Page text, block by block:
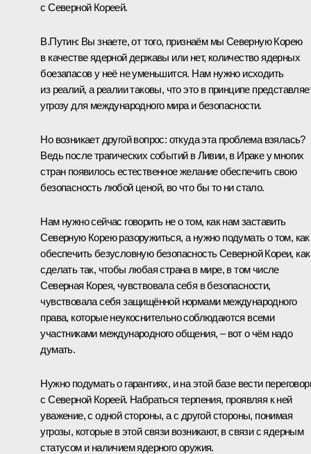
с Северной Кореей.
В.Путин: Вы знаете, от того, признаём мы Северную Корею
в качестве ядерной державы или нет, количество ядерных
боезапасов у неё не уменьшится. Нам нужно исходить
из реалий, а реалии таковы, что это в принципе
угрозу для международного мира и безопасности.
Но возникает другой вопрос: откуда эта проблема взялась?
Ведь после трагических событий в Ливии, в Ираке у многих
стран появилось естественное желание обеспечить свою
безопасность любой ценой, во что бы то ни стало.
Нам нужно сейчас говорить не о том, как нам заставить
Северную Корею разоружиться, а нужно подумать о том, как
обеспечить безусловную безопасность Северной Кореи, как
сделать так, чтобы любая страна в мире, в том числе
Северная Корея, чувствовала себя в безопасности,
чувствовала себя защищённой нормами международного
права, которые неукоснительно соблюдаются всеми
участниками международного общения, – вот о чём надо
думать.
Нужно подумать о гарантиях, и на этой базе вести
с Северной Кореей. Набраться терпения, проявляя к ней
уважение, с одной стороны, а с другой стороны, понимая
угрозы, которые в этой связи возникают, в связи с ядерным
статусом и наличием ядерного оружия.